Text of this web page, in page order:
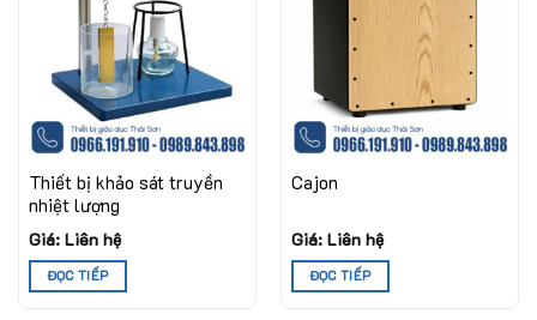
Thiết bị khảo sát truyền
nhiệt lượng
Giá: Liên hệ
ĐỌC TIẾP
Cajon
Giá: Liên hệ
ĐỌC TIẾP